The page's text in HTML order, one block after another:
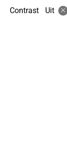
Contrast Uit